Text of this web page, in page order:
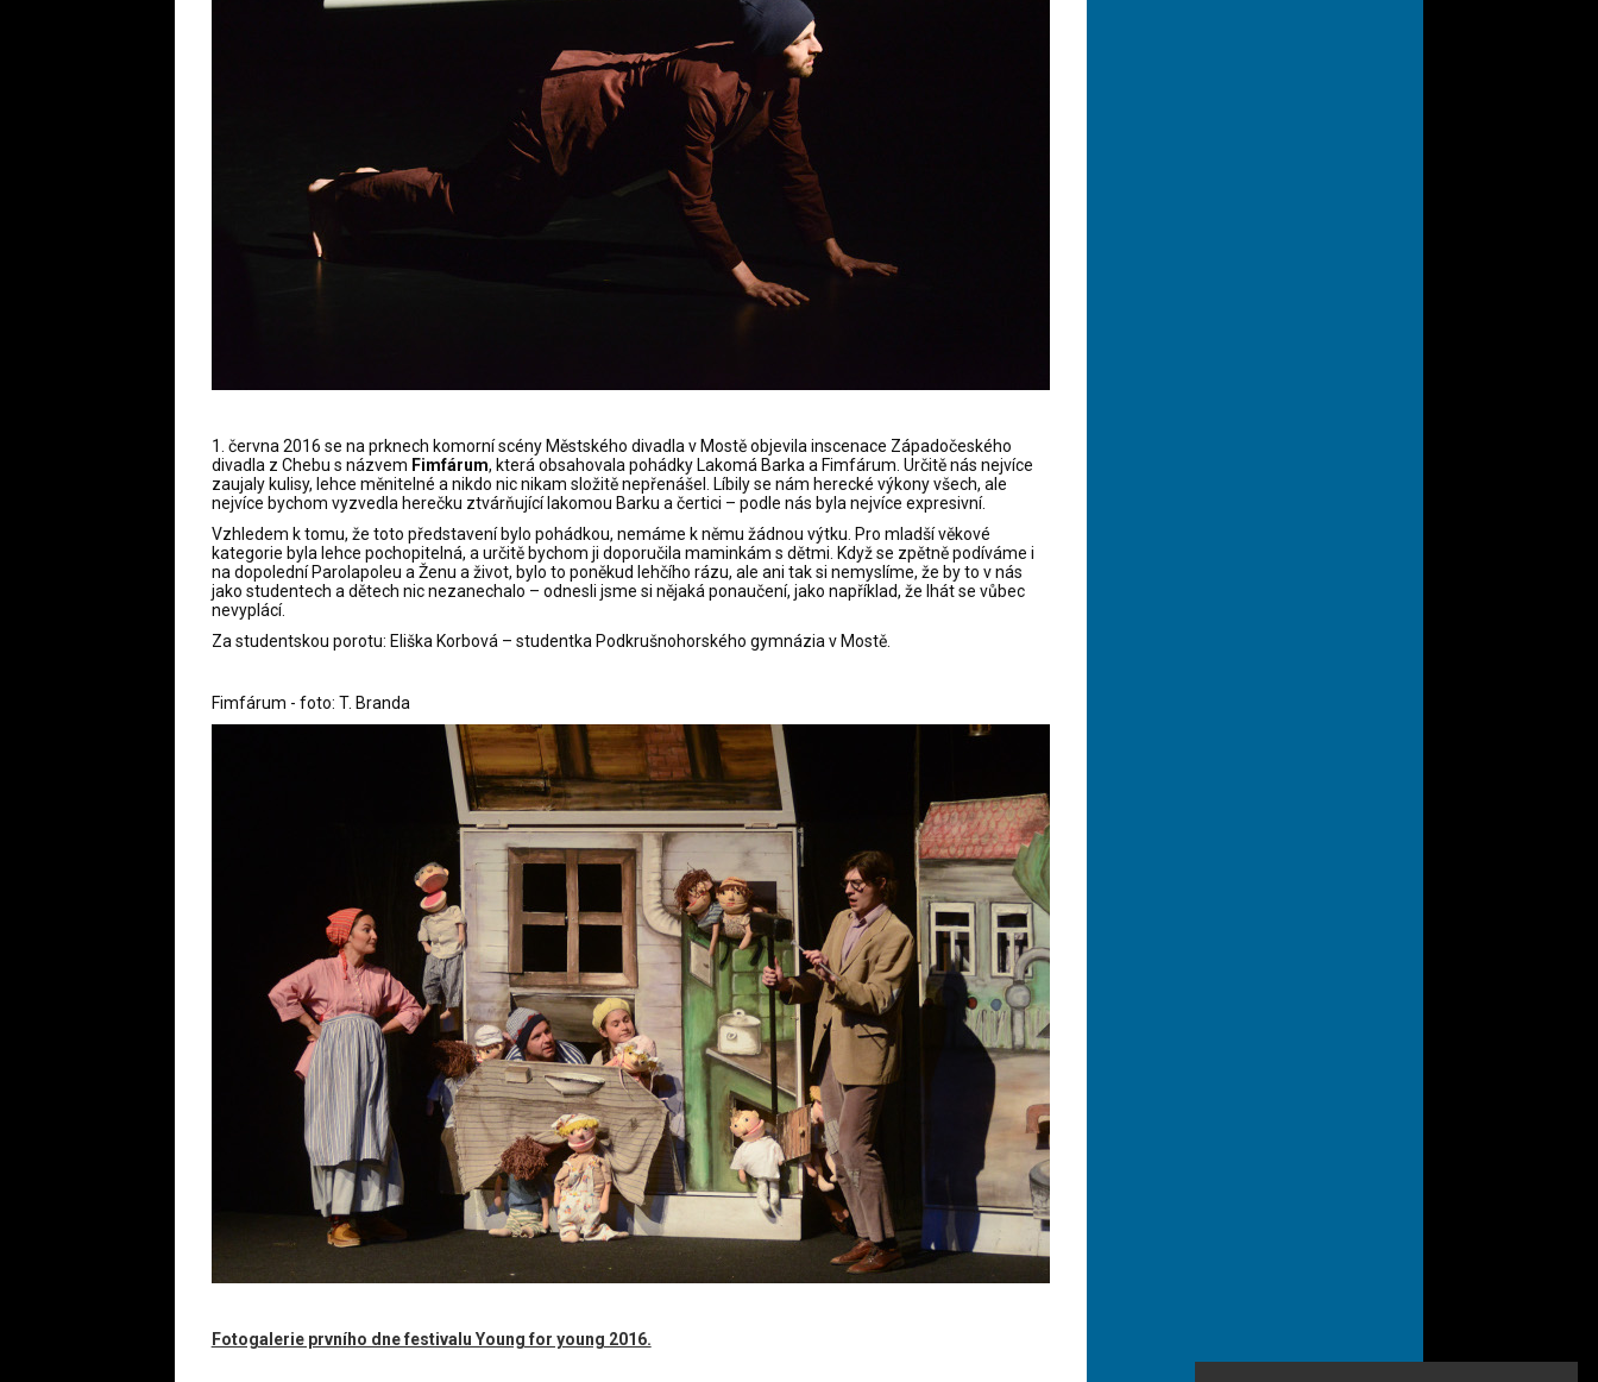
1. června 2016 se na prknech komorní scény Městského divadla v Mostě objevila inscenace Západočeského
divadla z Chebu s názvem Fimfárum, která obsahovala pohádky Lakomá Barka a Fimfárum. Určitě nás nejvíce
zaujaly kulisy, lehce měnitelné a nikdo nic nikam složitě nepřenášel. Líbily se nám herecké výkony všech, ale
nejvíce bychom vyzvedla herečku ztvárňující lakomou Barku a čertici – podle nás byla nejvíce expresivní.
Vzhledem k tomu, že toto představení bylo pohádkou, nemáme k němu žádnou výtku. Pro mladší věkové
kategorie byla lehce pochopitelná, a určitě bychom ji doporučila maminkám s dětmi. Když se zpětně podíváme i
na dopolední Parolapoleu a Ženu a život, bylo to poněkud lehčího rázu, ale ani tak si nemyslíme, že by to v nás
jako studentech a dětech nic nezanechalo – odnesli jsme si nějaká ponaučení, jako například, že lhát se vůbec
nevyplácí.
Za studentskou porotu: Eliška Korbová – studentka Podkrušnohorského gymnázia v Mostě.
Fimfárum - foto: T. Branda
Fotogalerie prvního dne festivalu Young for young 2016.